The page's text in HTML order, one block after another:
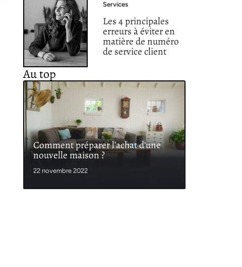
Services
Les 4 principales
erreurs à éviter en
matière de numéro
de service client
Au top
Comment préparer l’achat d’une
nouvelle maison ?
22 novembre 2022